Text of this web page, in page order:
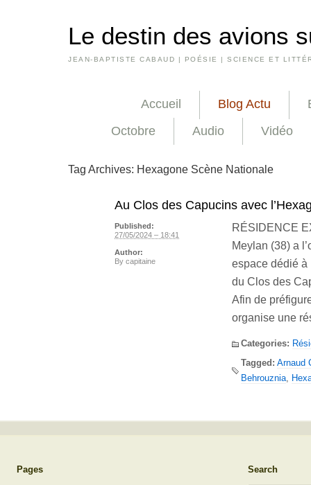
Le destin des avions
JEAN-BAPTISTE CABAUD | POÉSIE | SCIENCE ET
Accueil Blog Actu
Octobre
Audio Vidéo
Tag Archives: Hexagone Scène Nationale
Au Clos des Capucins avec
RÉSIDENCE
Meylan (38) a
espace dédié
du Clos des
Afin de
organise une
Categories:
Tagged: Arnaud
Behrouznia
Published:
27/05/2024 – 18:41
Author:
By capitaine
Pages Search